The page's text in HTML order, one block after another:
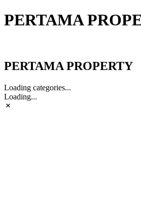
PERTAMA
PERTAMA PROPERTY
Loading categories...
Loading...